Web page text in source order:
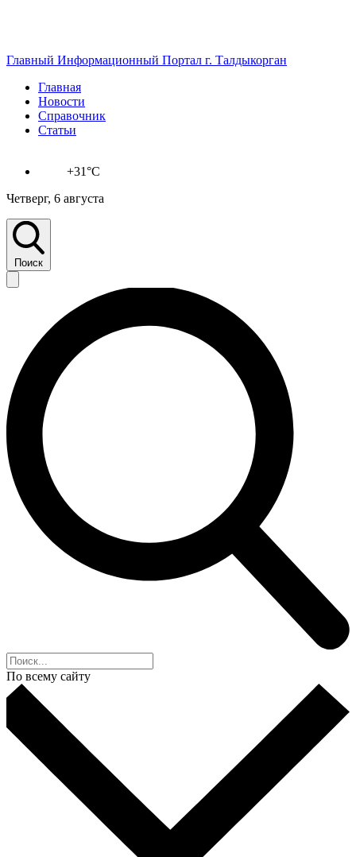
Главный Информационный Портал г. Талдыкорган
Главная
Новости
Справочник
Статьи
+31°C
Четверг, 6 августа
Поиск
По всему сайту